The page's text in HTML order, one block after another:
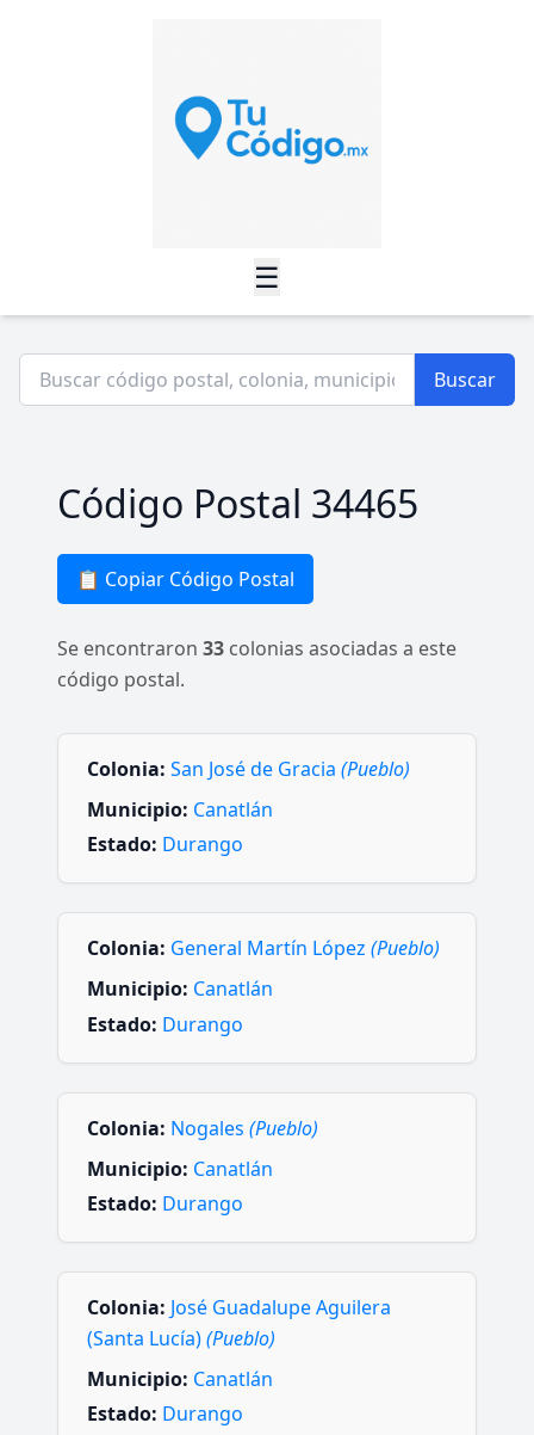
☰
Buscar
Código Postal 34465
📋 Copiar Código Postal
Se encontraron 33 colonias asociadas a este
código postal.
Colonia: San José de Gracia (Pueblo)
Municipio: Canatlán
Estado: Durango
Colonia: General Martín López (Pueblo)
Municipio: Canatlán
Estado: Durango
Colonia: Nogales (Pueblo)
Municipio: Canatlán
Estado: Durango
Colonia: José Guadalupe Aguilera
(Santa Lucía)(Pueblo)
Municipio: Canatlán
Estado: Durango